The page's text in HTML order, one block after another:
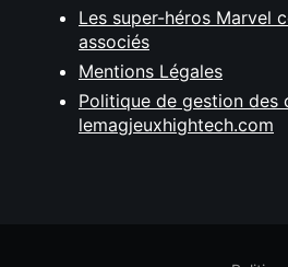
Les super-héros Marvel
associés
Mentions Légales
Politique de gestion des
lemagjeuxhightech.com